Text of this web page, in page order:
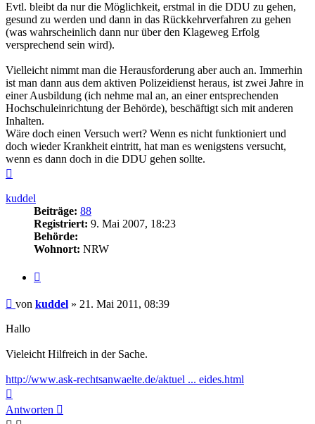
Evtl. bleibt da nur die Möglichkeit, erstmal in die DDU zu gehen,
gesund zu werden und dann in das Rückkehrverfahren zu gehen
(was wahrscheinlich dann nur über den Klageweg Erfolg
versprechend sein wird).
Vielleicht nimmt man die Herausforderung aber auch an. Immerhin
ist man dann aus dem aktiven Polizeidienst heraus, ist zwei Jahre in
einer Ausbildung (ich nehme mal an, an einer entsprechenden
Hochschuleinrichtung der Behörde), beschäftigt sich mit anderen
Inhalten.
Wäre doch einen Versuch wert? Wenn es nicht funktioniert und
doch wieder Krankheit eintritt, hat man es wenigstens versucht,
wenn es dann doch in die DDU gehen sollte.
kuddel
Beiträge: 88
Registriert: 9. Mai 2007, 18:23
Behörde:
Wohnort: NRW
Beitrag
von kuddel » 21. Mai 2011, 08:39
Hallo
Vieleicht Hilfreich in der Sache.
http://www.ask-rechtsanwaelte.de/aktuel ... eides.html
oben
Antworten